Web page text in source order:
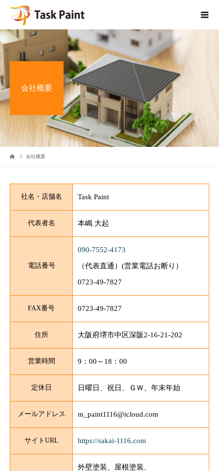
会社概要
会社概要
社名・店舗名 Task Paint
代表者名 本嶋 大起
電話番号
090-7552-4173
（代表直通）(営業電話お断り）
0723-49-7827
FAX番号 0723-49-7827
住所 大阪府堺市中区深阪2-16-21-202
営業時間 9：00～18：00
定休日 日曜日、祝日、ＧＷ、年末年始
メールアドレス m_paint1116@icloud.com
サイトURL https://sakai-1116.com
外壁塗装、屋根塗装、